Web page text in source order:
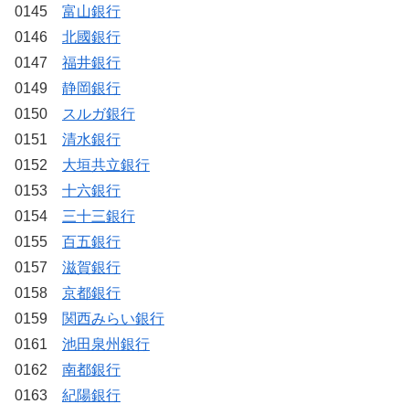
0145 富山銀行
0146 北國銀行
0147 福井銀行
0149 静岡銀行
0150
スルガ銀行
0151 清水銀行
0152 大垣共立銀行
0153 十六銀行
0154 三十三銀行
0155 百五銀行
0157 滋賀銀行
0158 京都銀行
0159 関西みらい銀行
0161 池田泉州銀行
0162 南都銀行
0163 紀陽銀行